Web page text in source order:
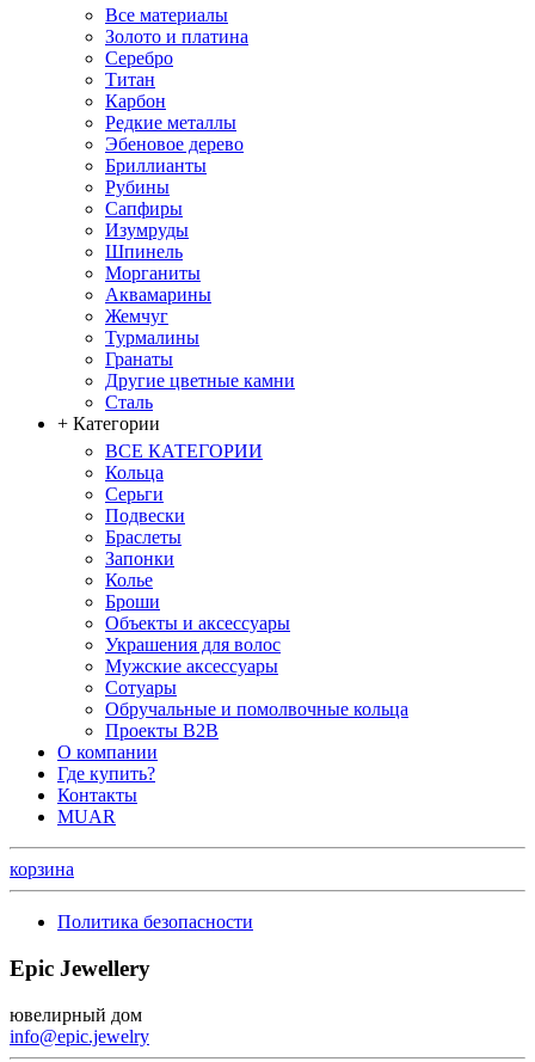
Все материалы
Золото и платина
Серебро
Титан
Карбон
Редкие металлы
Эбеновое дерево
Бриллианты
Рубины
Сапфиры
Изумруды
Шпинель
Морганиты
Аквамарины
Жемчуг
Турмалины
Гранаты
Другие цветные камни
Сталь
+ Категории
ВСЕ КАТЕГОРИИ
Кольца
Серьги
Подвески
Браслеты
Запонки
Колье
Броши
Объекты и аксессуары
Украшения для волос
Мужские аксессуары
Сотуары
Обручальные и помолвочные кольца
Проекты B2B
О компании
Где купить?
Контакты
MUAR
корзина
Политика безопасности
Epic Jewellery
ювелирный дом
info@epic.jewelry